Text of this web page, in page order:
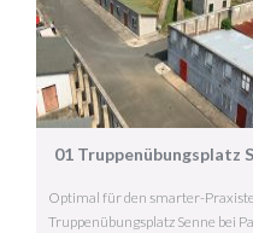
01 Truppenübungsplatz
Optimal für den smarter-
Truppenübungsplatz Senne bei